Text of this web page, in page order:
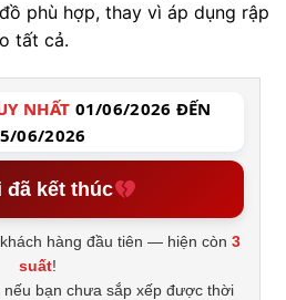
phù hợp, thay vì áp dụng rập
tất cả.
NHẤT 01/06/2026 ĐẾN
06/2026
đã kết thúc
hàng đầu tiên — hiện còn3
suất!
bạn chưa sắp xếp được thời